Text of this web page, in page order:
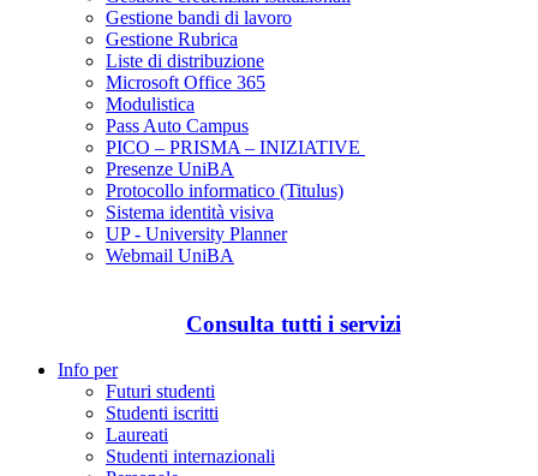
Gestione bandi di lavoro
Gestione Rubrica
Liste di distribuzione
Microsoft Office 365
Modulistica
Pass Auto Campus
PICO – PRISMA – INIZIATIVE
Presenze UniBA
Protocollo informatico (Titulus)
Sistema identità visiva
UP - University Planner
Webmail UniBA
Consulta tutti i servizi
Info per
Futuri studenti
Studenti iscritti
Laureati
Studenti internazionali